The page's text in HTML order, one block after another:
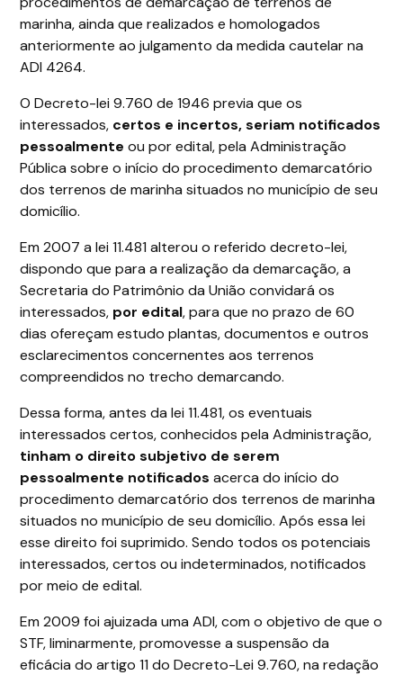
marinha, ainda que realizados e homologados
anteriormente ao julgamento da medida cautelar na
ADI 4264.
O Decreto-lei 9.760 de 1946 previa que os
interessados, certos e incertos, seriam notificados
pessoalmente ou por edital, pela Administração
Pública sobre o início do procedimento demarcatório
dos terrenos de marinha situados no município de seu
domicílio.
Em 2007 a lei 11.481 alterou o referido decreto-lei,
dispondo que para a realização da demarcação, a
Secretaria do Patrimônio da União convidará os
interessados, por edital, para que no prazo de 60
dias ofereçam estudo plantas, documentos e outros
esclarecimentos concernentes aos terrenos
compreendidos no trecho demarcando.
Dessa forma, antes da lei 11.481, os eventuais
interessados certos, conhecidos pela Administração,
tinham o direito subjetivo de serem
pessoalmente notificados acerca do início do
procedimento demarcatório dos terrenos de marinha
situados no município de seu domicílio. Após essa lei
esse direito foi suprimido. Sendo todos os potenciais
interessados, certos ou indeterminados, notificados
por meio de edital.
Em 2009 foi ajuizada uma ADI, com o objetivo de que o
STF, liminarmente, promovesse a suspensão da
eficácia do artigo 11 do Decreto-Lei 9.760, na redação